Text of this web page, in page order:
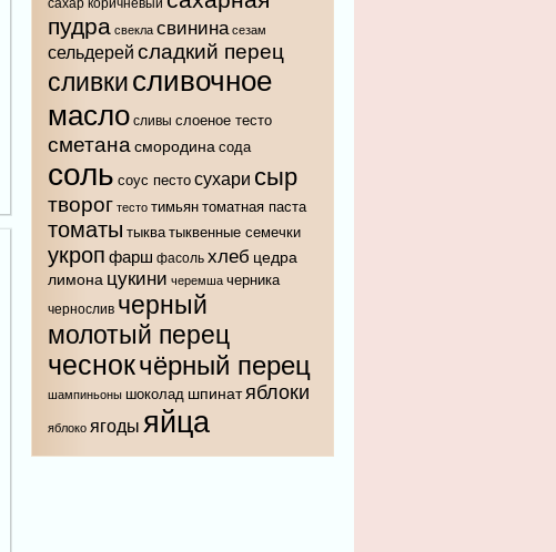
сахар коричневый
пудра свекла свинина сезам
сельдерей сладкий перец
сливки сливочное
масло сливы слоеное тесто
сметана смородина сода
соль соус песто сухари сыр
творог тесто тимьян томатная паста
томаты тыква тыквенные семечки
укроп фарш фасоль хлеб цедра
лимона цукини черемша черника
чернослив черный
молотый перец
чеснокчёрный перец
шампиньоны шоколад шпинатяблоки
яблоко ягоды яйца